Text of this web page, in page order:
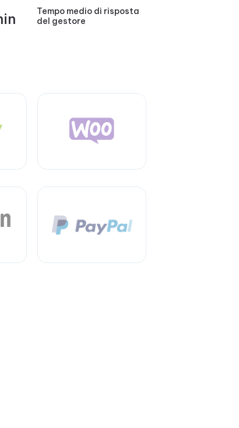
Tempo medio di risposta
del gestore